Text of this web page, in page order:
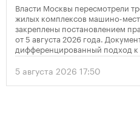
Власти Москвы пересмотрели
жилых комплексов машино-
закреплены постановлением
от 5 августа 2026 года.
дифференцированный подход
количества парковок в
устанавливает переходный
проектов.
5 августа 2026 17:50